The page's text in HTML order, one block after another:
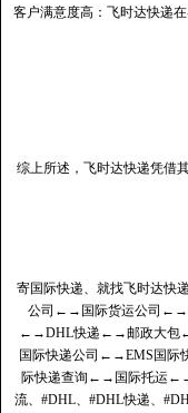
客户满意度高‌：飞时达快递
综上所述，飞时达快递凭借
寄国际快递、就找飞时达快
公司 ←→ 国际货运公司 ←→
←→DHL快递 ←→邮政大包
国际快递公司 ←→EMS国际
际快递查询 ←→ 国际托运
流、#DHL、#DHL快递、